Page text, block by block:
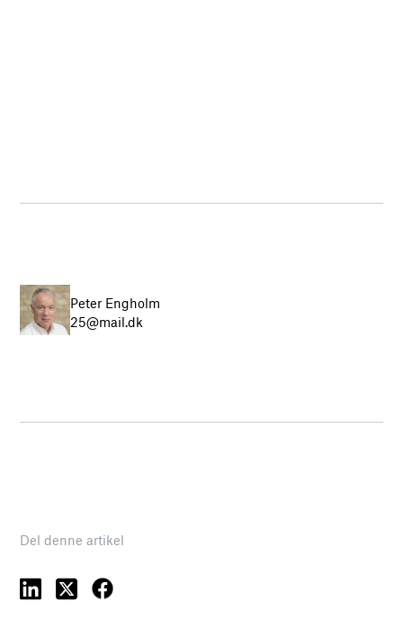
Peter Engholm
25@mail.dk
Del denne artikel